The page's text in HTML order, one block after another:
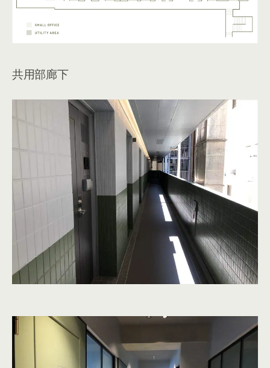
共用部廊下